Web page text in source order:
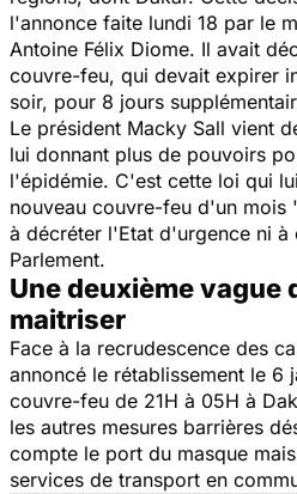
l'annonce faite lundi 18 par le
Antoine Félix Diome. Il avait
couvre-feu, qui devait expirer
soir, pour 8 jours
Le président Macky Sall vient
lui donnant plus de pouvoirs
l'épidémie. C'est cette loi qui
nouveau couvre-feu d'un mois
à décréter l'Etat d'urgence ni
Parlement.
Une deuxième vague
maitriser
Face à la recrudescence des
annoncé le rétablissement le 6
couvre-feu de 21H à 05H à
les autres mesures barrières
compte le port du masque
services de transport en